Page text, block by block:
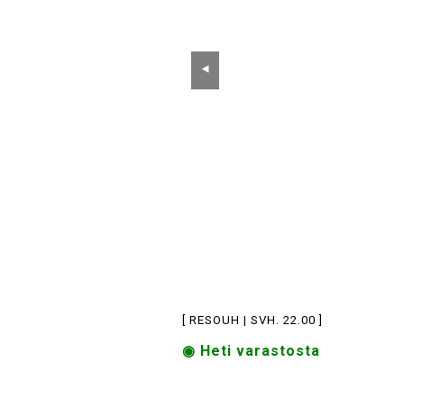
⯇
[ RESOUH | SVH. 22.00 ]
◉ Heti varastosta